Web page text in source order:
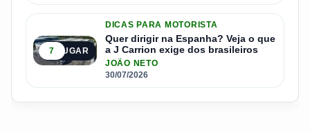
5º LUGAR
7
DICAS PARA MOTORISTA
Quer dirigir na Espanha? Veja o que
a J Carrion exige dos brasileiros
JOÃO NETO
30/07/2026